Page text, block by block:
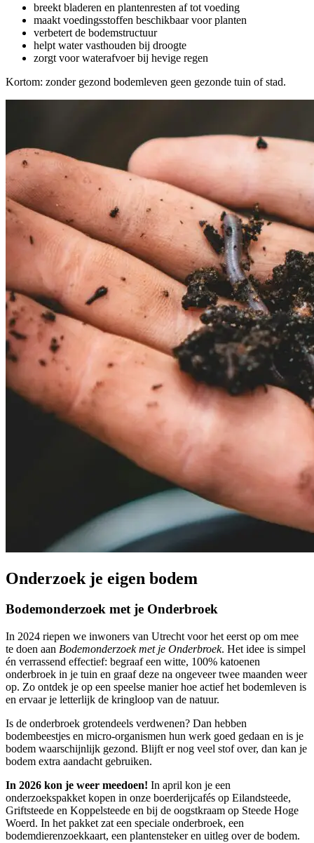
breekt bladeren en plantenresten af tot voeding
maakt voedingsstoffen beschikbaar voor planten
verbetert de bodemstructuur
helpt water vasthouden bij droogte
zorgt voor waterafvoer bij hevige regen
Kortom: zonder gezond bodemleven geen gezonde tuin of stad.
Onderzoek je eigen bodem
Bodemonderzoek met je Onderbroek
In 2024 riepen we inwoners van Utrecht voor het eerst op om mee
te doen aan Bodemonderzoek met je Onderbroek. Het idee is simpel
én verrassend effectief: begraaf een witte, 100% katoenen
onderbroek in je tuin en graaf deze na ongeveer twee maanden weer
op. Zo ontdek je op een speelse manier hoe actief het bodemleven is
en ervaar je letterlijk de kringloop van de natuur.
Is de onderbroek grotendeels verdwenen? Dan hebben
bodembeestjes en micro-organismen hun werk goed gedaan en is je
bodem waarschijnlijk gezond. Blijft er nog veel stof over, dan kan je
bodem extra aandacht gebruiken.
In 2026 kon je weer meedoen! In april kon je een
onderzoekspakket kopen in onze boerderijcafés op Eilandsteede,
Griftsteede en Koppelsteede en bij de oogstkraam op Steede Hoge
Woerd. In het pakket zat een speciale onderbroek, een
bodemdierenzoekkaart, een plantensteker en uitleg over de bodem.